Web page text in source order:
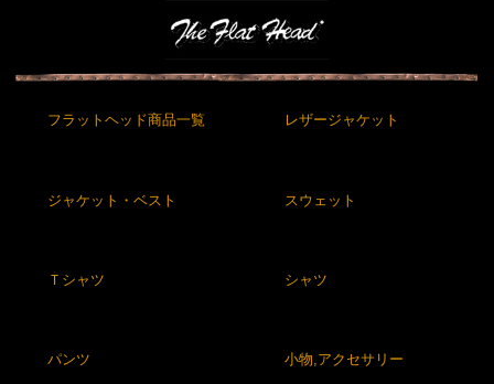
フラットヘッド商品一覧 レザージャケット
ジャケット・ベスト スウェット
Ｔシャツ シャツ
パンツ 小物,アクセサリー